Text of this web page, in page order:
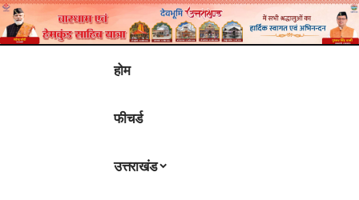
होम
फीचर्ड
उत्तराखंड